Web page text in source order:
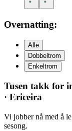
Overnatting:
Alle
Dobbeltrom
Enkeltrom
Tusen takk for
· Ericeira
Vi jobber nå med å
sesong.